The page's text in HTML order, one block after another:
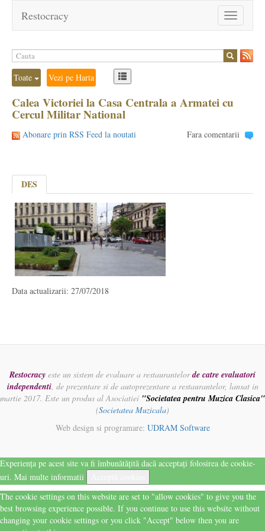
Toggle
navigation
Restocracy
Toate Vezi pe Harta
Calea Victoriei la Casa Centrala a Armatei cu
Cercul Militar National
Abonare prin RSS Feed la noutati Fara comentarii
DES
Data actualizarii: 27/07/2018
Restocracy este un sistem de evaluare a restaurantelorde catre evaluatori
independenti, de prezentare si de autoprezentare a restaurantelor, lansat in
martie 2017. Este un produs al Asociatiei "Societatea pentru Muzica Clasica"
(Societatea Muzicala)
Web design si programare: UDRAM Software
Experiența pe acest site va fi îmbunătățită dacă acceptați folosirea de cookie-
uri. Mai multe informatii
The cookie settings on this website are set to "allow cookies" to give you the
best browsing experience possible. If you continue to use this website without
changing your cookie settings or you click "Accept" below then you are